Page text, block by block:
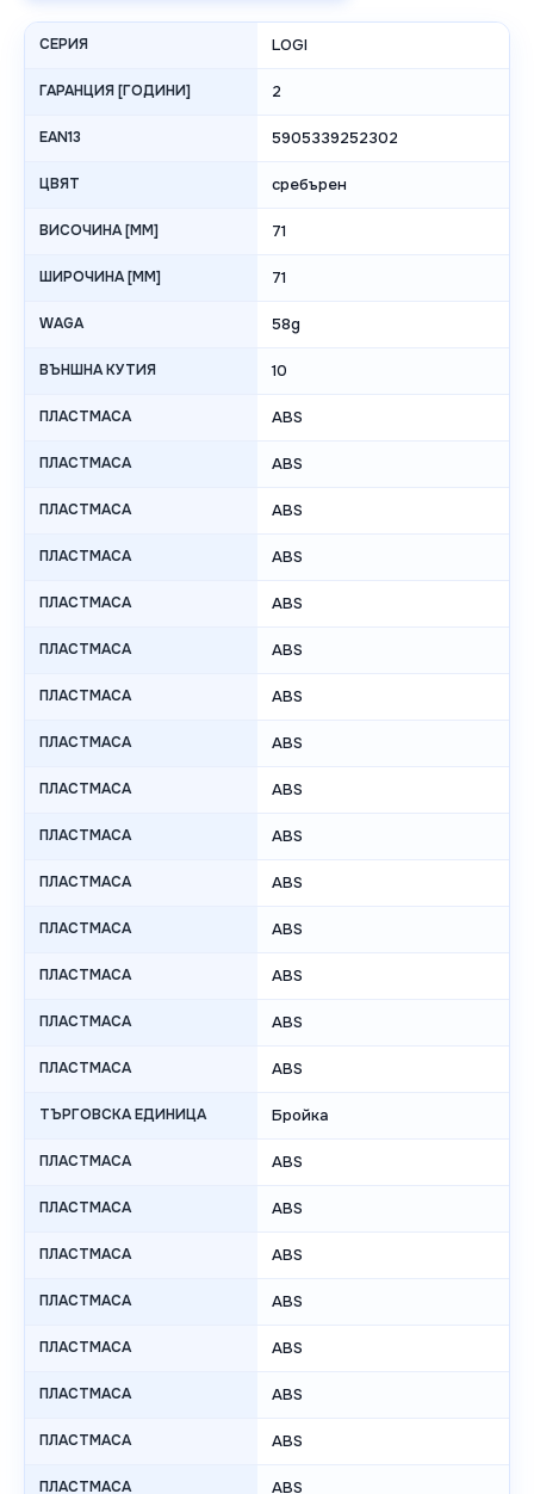
СЕРИЯ LOGI
ГАРАНЦИЯ [ГОДИНИ] 2
EAN13 5905339252302
ЦВЯТ сребърен
ВИСОЧИНА [MM] 71
ШИРОЧИНА [MM] 71
WAGA 58g
ВЪНШНА КУТИЯ 10
ПЛАСТМАСА ABS
ПЛАСТМАСА ABS
ПЛАСТМАСА ABS
ПЛАСТМАСА ABS
ПЛАСТМАСА ABS
ПЛАСТМАСА ABS
ПЛАСТМАСА ABS
ПЛАСТМАСА ABS
ПЛАСТМАСА ABS
ПЛАСТМАСА ABS
ПЛАСТМАСА ABS
ПЛАСТМАСА ABS
ПЛАСТМАСА ABS
ПЛАСТМАСА ABS
ПЛАСТМАСА ABS
ТЪРГОВСКА ЕДИНИЦА Бройка
ПЛАСТМАСА ABS
ПЛАСТМАСА ABS
ПЛАСТМАСА ABS
ПЛАСТМАСА ABS
ПЛАСТМАСА ABS
ПЛАСТМАСА ABS
ПЛАСТМАСА ABS
ПЛАСТМАСА ABS